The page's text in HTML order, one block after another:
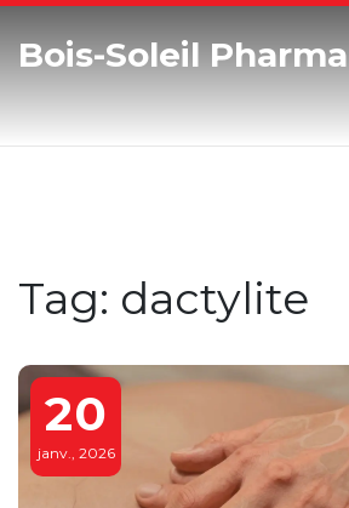
Bois-Soleil Pharma
Tag: dactylite
20
janv., 2026